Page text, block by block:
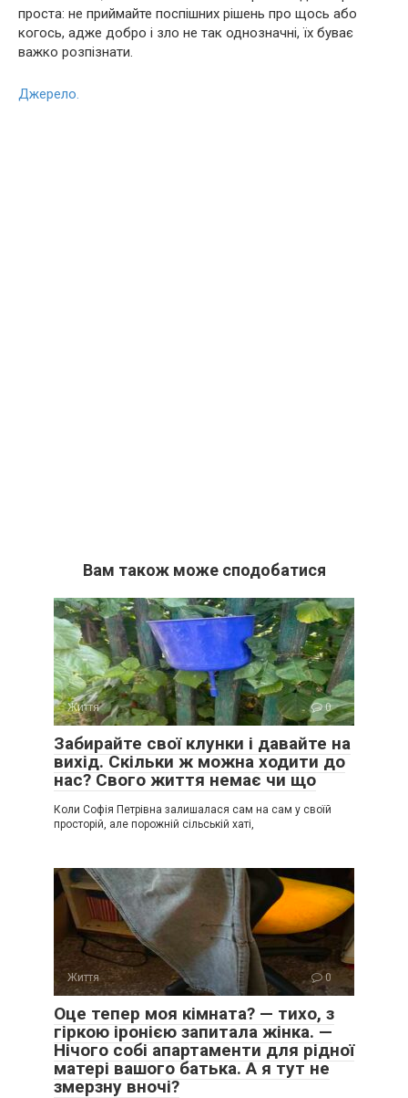
проста: не приймайте поспішних рішень про щось або
когось, адже добро і зло не так однозначні, їх буває
важко розпізнати.
Джерело.
Вам також може сподобатися
Життя 0
Забирайте свої клунки і давайте на
вихід. Скільки ж можна ходити до
нас? Свого життя немає чи що
Коли Софія Петрівна залишалася сам на сам у своїй
просторій, але порожній сільській хаті,
Життя 0
Оце тепер моя кімната? — тихо, з
гіркою іронією запитала жінка. —
Нічого собі апартаменти для рідної
матері вашого батька. А я тут не
змерзну вночі?